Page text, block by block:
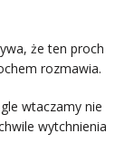
że ten proch
rozmawia.
wtaczamy nie
wytchnienia